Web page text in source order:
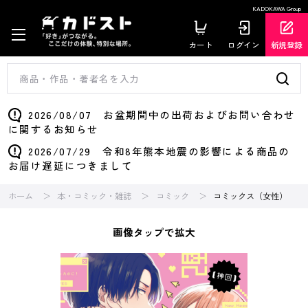
KADOKAWA Group
カート ログイン 新規登録
2026/08/07 お盆期間中の出荷およびお問い合わせ
に関するお知らせ
2026/07/29 令和8年熊本地震の影響による商品の
お届け遅延につきまして
ホーム 本・コミック・雑誌 コミック コミックス（女性）
画像タップで拡大